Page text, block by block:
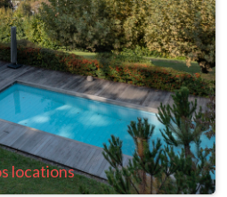
locations